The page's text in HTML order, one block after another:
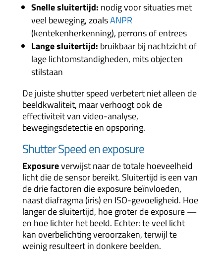
Snelle sluitertijd: nodig voor situaties met
veel beweging, zoalsANPR
(kentekenherkenning), perrons of entrees
Lange sluitertijd: bruikbaar bij nachtzicht of
lage lichtomstandigheden, mits objecten
stilstaan
De juiste shutter speed verbetert niet alleen de
beeldkwaliteit, maar verhoogt ook de
effectiviteit van video-analyse,
bewegingsdetectie en opsporing.
Shutter Speed en exposure
Exposureverwijst naar de totale hoeveelheid
licht die de sensor bereikt. Sluitertijd is een van
de drie factoren die exposure beïnvloeden,
naast diafragma (iris) en ISO-gevoeligheid. Hoe
langer de sluitertijd, hoe groter de exposure —
en hoe lichter het beeld. Echter: te veel licht
kan overbelichting veroorzaken, terwijl te
weinig resulteert in donkere beelden.